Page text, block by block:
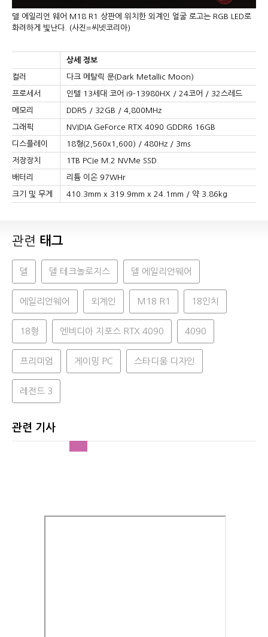
델 에일리언 웨어 M18 R1 상판에 위치한 외계인 얼굴 로고는 RGB LED로
화려하게 빛난다. (사진=씨넷코리아)
상세 정보
컬러 다크 메탈릭 문(Dark Metallic Moon)
프로세서 인텔 13세대 코어 i9-13980HX / 24코어 / 32스레드
메모리 DDR5 / 32GB / 4,800MHz
그래픽 NVIDIA GeForce RTX 4090 GDDR6 16GB
디스플레이 18형(2,560x1,600) / 480Hz / 3ms
저장장치 1TB PCIe M.2 NVMe SSD
배터리 리튬 이온 97WHr
크기 및 무게 410.3mm x 319.9mm x 24.1mm / 약 3.86kg
관련 태그
델 델 테크놀로지스 델 에일리언웨어
에일리언웨어 외계인 M18 R1 18인치
18형 엔비디아 지포스 RTX 4090 4090
프리미엄 게이밍 PC 스타디움 디자인
레전드 3
관련 기사